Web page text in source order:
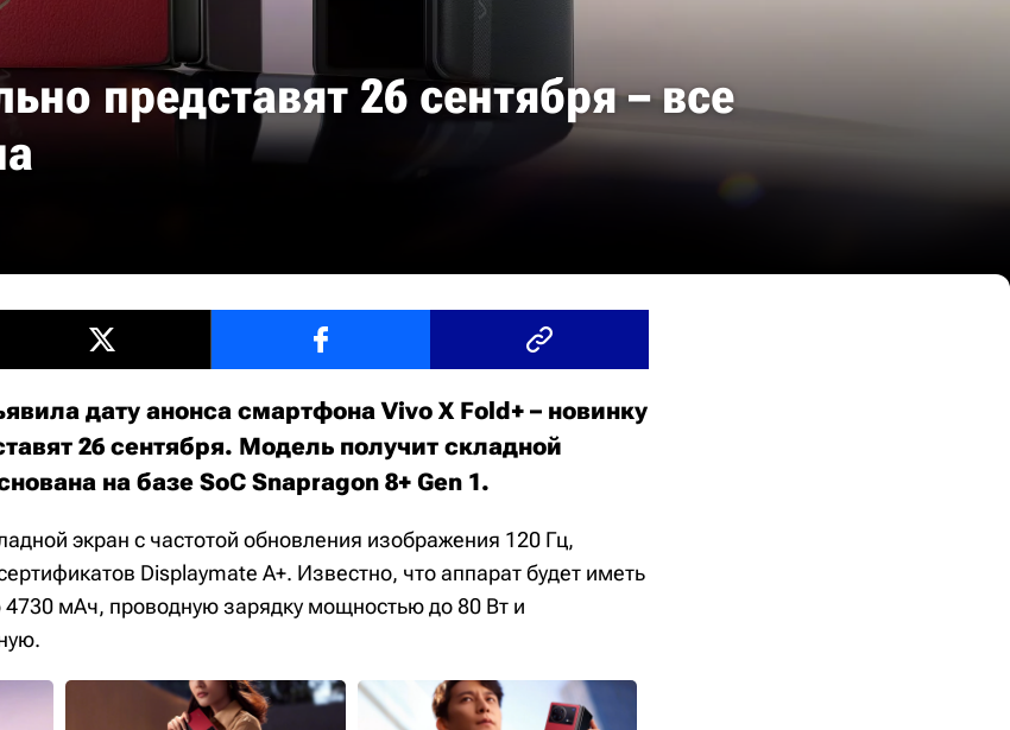
представят 26 сентября – все
дату анонса смартфона Vivo X Fold+ – новинку
26 сентября. Модель получит складной
на базе SoC Snapragon 8+ Gen 1.
экран с частотой обновления изображения 120 Гц,
Displaymate A+. Известно, что аппарат будет иметь
4730 мАч, проводную зарядку мощностью до 80 Вт и